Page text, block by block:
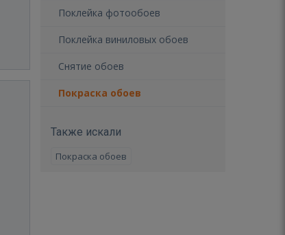
Поклейка фотообоев
Поклейка виниловых обоев
Снятие обоев
Покраска обоев
Также искали
Покраска обоев